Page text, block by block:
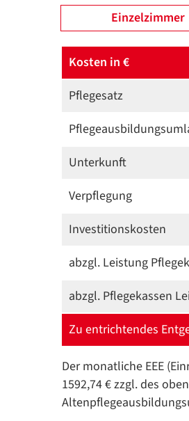
Einzelzimmer
Kosten in €
Pflegesatz
Unterkunft
Verpflegung
Investitions­kosten
abzgl. Leistung
abzgl. Pflegekassen
Zu entrichtendes
Der monatliche EEE
1592,74€ zzgl. des